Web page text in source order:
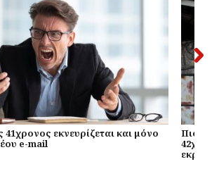
εκνευρίζεται και μόνο
e-mail
Πιο